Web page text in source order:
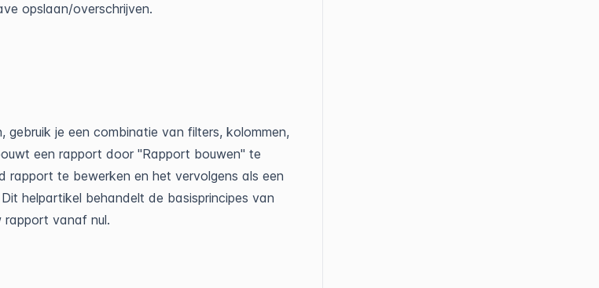
opslaan/overschrijven.
gebruik je een combinatie van filters, kolommen,
een rapport door "Rapport bouwen" te
rapport te bewerken en het vervolgens als een
helpartikel behandelt de basisprincipes van
rapport vanaf nul.